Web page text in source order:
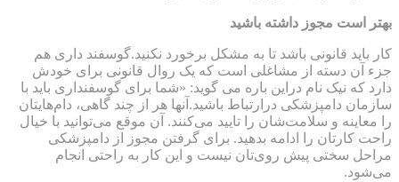
بهتر است مجوز داشته باشید
کار باید قانونی باشد تا به مشکل برخورد نکنید.گوسفند داری هم
جزء آن دسته از مشاغلی است که یک روال قانونی برای خودش
دارد که نیک نام دراین باره می گوید: «شما برای گوسفنداری باید با
سازمان دامپزشکی درارتباط باشید.آنها هر از چند گاهی، دام‌هایتان
را معاینه و سلامت‌شان را تایید می‌کنند. آن موقع می‌توانید با خیال
راحت کارتان را ادامه بدهید. برای گرفتن مجوز از دامپزشکی
مراحل سختی پیش روی‌تان نیست و این کار به راحتی انجام
می‌شود.